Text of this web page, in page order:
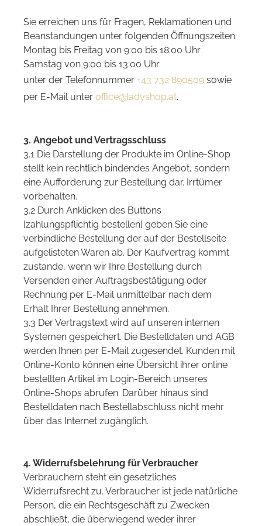
Sie erreichen uns für Fragen, Reklamationen und
Beanstandungen unter folgenden Öffnungszeiten:
Montag bis Freitag von 9:00 bis 18:00 Uhr
Samstag von 9:00 bis 13:00 Uhr
unter der Telefonnummer +43 732 890509 sowie
per E-Mail unter office@ladyshop.at.
3. Angebot und Vertragsschluss
3.1 Die Darstellung der Produkte im Online-Shop
stellt kein rechtlich bindendes Angebot, sondern
eine Aufforderung zur Bestellung dar. Irrtümer
vorbehalten.
3.2 Durch Anklicken des Buttons
[zahlungspflichtig bestellen] geben Sie eine
verbindliche Bestellung der auf der Bestellseite
aufgelisteten Waren ab. Der Kaufvertrag kommt
zustande, wenn wir Ihre Bestellung durch
Versenden einer Auftragsbestätigung oder
Rechnung per E-Mail unmittelbar nach dem
Erhalt Ihrer Bestellung annehmen.
3.3 Der Vertragstext wird auf unseren internen
Systemen gespeichert. Die Bestelldaten und AGB
werden Ihnen per E-Mail zugesendet. Kunden mit
Online-Konto können eine Übersicht ihrer online
bestellten Artikel im Login-Bereich unseres
Online-Shops abrufen. Darüber hinaus sind
Bestelldaten nach Bestellabschluss nicht mehr
über das Internet zugänglich.
4. Widerrufsbelehrung für Verbraucher
Verbrauchern steht ein gesetzliches
Widerrufsrecht zu. Verbraucher ist jede natürliche
Person, die ein Rechtsgeschäft zu Zwecken
abschließt, die überwiegend weder ihrer